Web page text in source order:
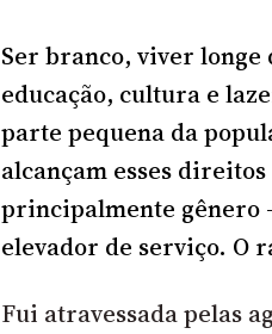
Ser branco, viver
educação, cultura e
parte pequena da
alcançam esses
principalmente gênero
elevador de serviço. O
Fui atravessada pelas